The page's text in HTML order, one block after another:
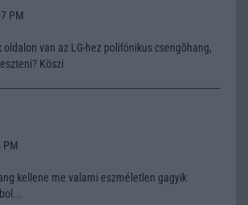
PM
oldalon van az LG-hez polifónikus csengõhang,
Köszi
PM
kellene me valami eszméletlen gagyik